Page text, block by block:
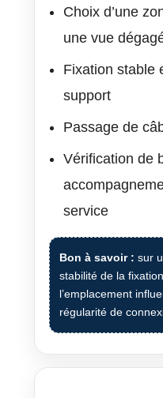
Choix d’une
une vue
Fixation stable
support
Passage de
Vérification de
service
Bon à savoir : sur
stabilité de la
l’emplacement
régularité de